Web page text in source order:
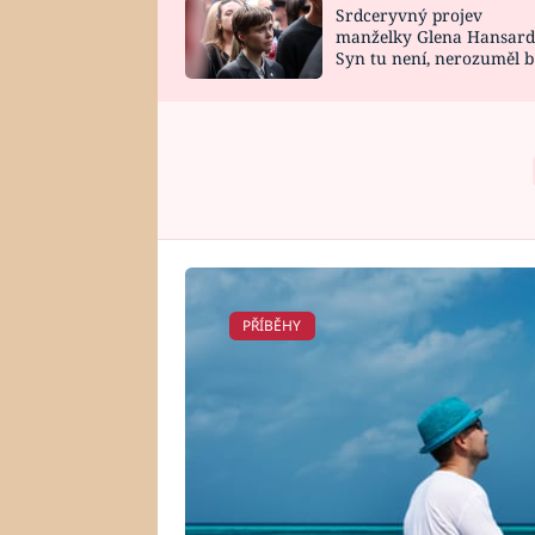
HOROSKOP NA
CELEBRITY
VAŘENÍ
Srdceryvný projev
manželky Glena
Syn tu není, nerozuměl
PŘÍBĚHY